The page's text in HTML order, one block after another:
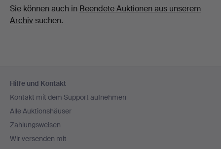
Sie können auch in Beendete Auktionen aus unserem
Archivsuchen.
Navigation
Hilfe und Kontakt
Kontakt mit dem Support aufnehmen
Alle Auktionshäuser
Zahlungsweisen
Wir versenden mit